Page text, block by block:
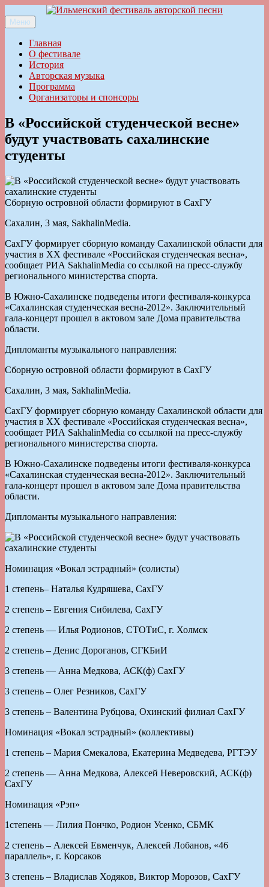
к
содержимому
Ильменский фестиваль авторской песни
Меню
Главная
О фестивале
История
Авторская музыка
Программа
Организаторы и спонсоры
В «Российской студенческой весне»
будут участвовать сахалинские
студенты
Сборную островной области формируют в СахГУ
Сахалин, 3 мая, SakhalinMedia.
СахГУ формирует сборную команду Сахалинской области для
участия в XX фестивале «Российская студенческая весна»,
сообщает РИА SakhalinMedia со ссылкой на пресс-службу
регионального министерства спорта.
В Южно-Сахалинске подведены итоги фестиваля-конкурса
«Сахалинская студенческая весна-2012». Заключительный
гала-концерт прошел в актовом зале Дома правительства
области.
Дипломанты музыкального направления:
Сборную островной области формируют в СахГУ
Сахалин, 3 мая, SakhalinMedia.
СахГУ формирует сборную команду Сахалинской области для
участия в XX фестивале «Российская студенческая весна»,
сообщает РИА SakhalinMedia со ссылкой на пресс-службу
регионального министерства спорта.
В Южно-Сахалинске подведены итоги фестиваля-конкурса
«Сахалинская студенческая весна-2012». Заключительный
гала-концерт прошел в актовом зале Дома правительства
области.
Дипломанты музыкального направления:
Номинация «Вокал эстрадный» (солисты)
1 степень– Наталья Кудряшева, СахГУ
2 степень – Евгения Сибилева, СахГУ
2 степень — Илья Родионов, СТОТиС, г. Холмск
2 степень – Денис Дороганов, СГКБиИ
3 степень — Анна Медкова, АСК(ф) СахГУ
3 степень – Олег Резников, СахГУ
3 степень – Валентина Рубцова, Охинский филиал СахГУ
Номинация «Вокал эстрадный» (коллективы)
1 степень – Мария Смекалова, Екатерина Медведева, РГТЭУ
2 степень — Анна Медкова, Алексей Неверовский, АСК(ф)
СахГУ
Номинация «Рэп»
1степень — Лилия Пончко, Родион Усенко, СБМК
2 степень – Алексей Евменчук, Алексей Лобанов, «46
параллель», г. Корсаков
3 степень – Владислав Ходяков, Виктор Морозов, СахГУ